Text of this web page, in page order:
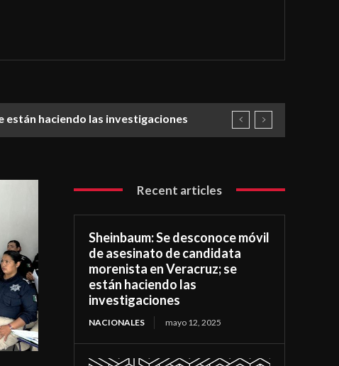
haciendo las investigaciones
Recent articles
Sheinbaum: Se desconoce móvil
de asesinato de candidata
morenista en Veracruz; se
están haciendo las
investigaciones
NACIONALES mayo 12, 2025